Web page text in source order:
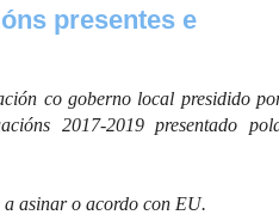
presentes e
co goberno local presidido
2017-2019 presentado
asinar o acordo con EU.